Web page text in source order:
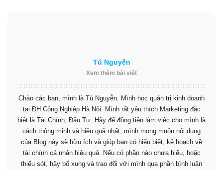
Tú Nguyễn
Xem thêm bài viết
Chào các bạn, mình là Tú Nguyễn. Mình học quản trị kinh doanh
tại ĐH Công Nghiệp Hà Nội. Mình rất yêu thích Marketing đặc
biệt là Tài Chính, Đầu Tư. Hãy để đồng tiền làm việc cho mình là
cách thông minh và hiệu quả nhất, mình mong muốn nội dung
của Blog này sẽ hữu ích và giúp bạn có hiểu biết, kế hoạch về
tài chính cá nhân hiệu quả. Nếu có phần nào chưa hiểu, hoặc
thiếu sót, hãy bổ xung và trao đổi với mình qua phần bình luận